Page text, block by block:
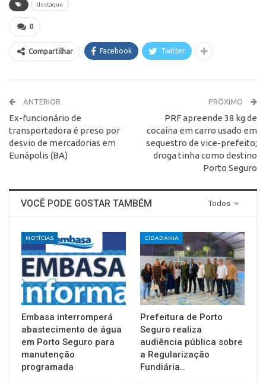
destaque
0
Compartilhar Facebook Twitter
ANTERIOR
Ex-funcionário de
transportadora é preso por
desvio de mercadorias em
Eunápolis (BA)
PRÓXIMO
PRF apreende 38 kg de
cocaína em carro usado em
sequestro de vice-prefeito;
droga tinha como destino
Porto Seguro
Todos
VOCÊ PODE GOSTAR TAMBÉM
NOTÍCIAS
Embasa interromperá
abastecimento de água
em Porto Seguro para
manutenção
programada
CIDADANIA
Prefeitura de Porto
Seguro realiza
audiência pública sobre
a Regularização
Fundiária…